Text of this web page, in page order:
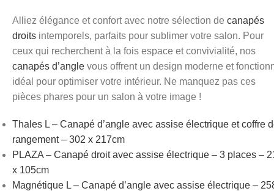
Alliez élégance et confort avec notre sélection de canapés
droits intemporels, parfaits pour sublimer votre salon. Pour
ceux qui recherchent à la fois espace et convivialité, nos
canapés d’angle vous offrent un design moderne et
idéal pour optimiser votre intérieur. Ne manquez pas ces
pièces phares pour un salon à votre image !
Thales L – Canapé d’angle avec assise électrique et coffre
rangement – 302 x 217cm
PLAZA – Canapé droit avec assise électrique – 3 places –
x 105cm
Magnétique L – Canapé d’angle avec assise électrique –